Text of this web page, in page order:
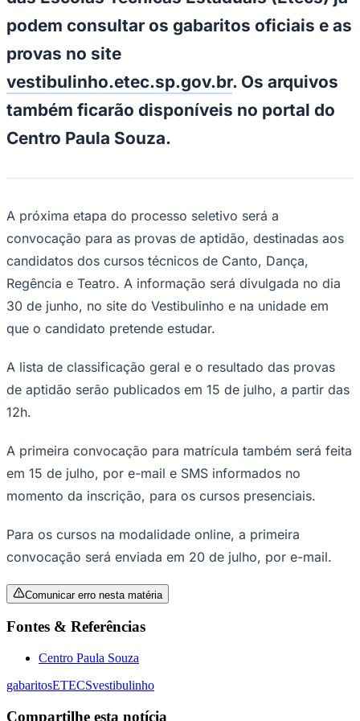
NBA
NFL
Fórmula 1
UFC
Tênis (ATP)
MLB
NHL
Atletismo
NBB
Paulistão
Copa do Brasil
Libertadores
Sul-Americana
Copa América
Champions League
Premier League
La Liga
Bundesliga
podem consultar os gabaritos oficiais e as
provas no site
vestibulinho.etec.sp.gov.br. Os arquivos
também ficarão disponíveis no portal do
Centro Paula Souza.
A próxima etapa do processo seletivo será a
convocação para as provas de aptidão, destinadas aos
candidatos dos cursos técnicos de Canto, Dança,
Regência e Teatro. A informação será divulgada no dia
30 de junho, no site do Vestibulinho e na unidade em
que o candidato pretende estudar.
A lista de classificação geral e o resultado das provas
de aptidão serão publicados em 15 de julho, a partir das
12h.
A primeira convocação para matrícula também será feita
em 15 de julho, por e-mail e SMS informados no
momento da inscrição, para os cursos presenciais.
Para os cursos na modalidade online, a primeira
convocação será enviada em 20 de julho, por e-mail.
Comunicar erro nesta matéria
Fontes & Referências
Centro Paula Souza
gabaritosETECSvestibulinho
Compartilhe esta notícia